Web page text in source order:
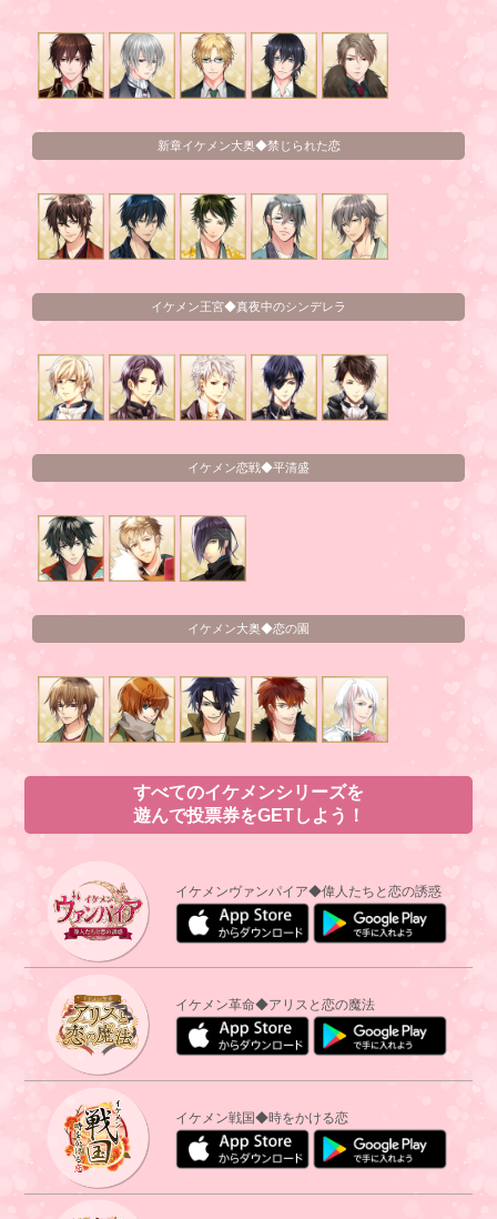
新章イケメン大奥◆禁じられた恋
イケメン王宮◆真夜中のシンデレラ
イケメン恋戦◆平清盛
イケメン大奥◆恋の園
すべてのイケメンシリーズを
遊んで投票券をGETしよう！
イケメンヴァンパイア◆偉人たちと恋の誘惑
イケメン革命◆アリスと恋の魔法
イケメン戦国◆時をかける恋